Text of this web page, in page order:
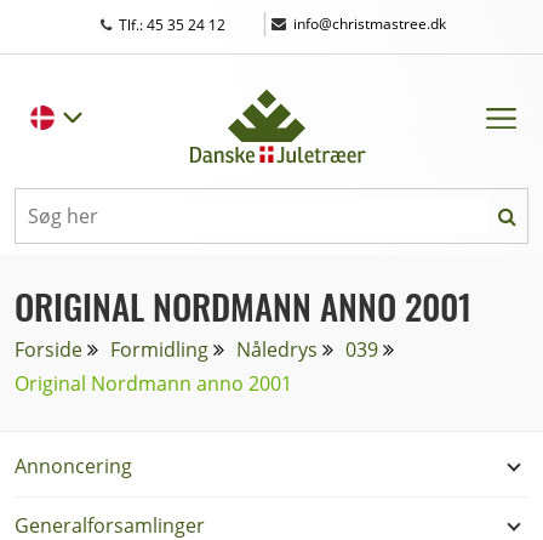
Tlf.: 45 35 24 12 | info@christmastree.dk
ORIGINAL NORDMANN ANNO 2001
Forside Formidling Nåledrys
039
Original Nordmann anno 2001
Annoncering
Generalforsamlinger